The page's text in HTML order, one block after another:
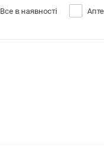
Все в наявності